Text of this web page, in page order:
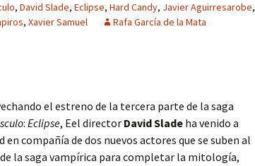
, David Slade, Eclipse, Hard Candy, Javier Aguirresarobe,
, Xavier Samuel Rafa García de la Mata
el estreno de la tercera parte de la saga
: Eclipse, Eel director David Slade ha venido a
en compañía de dos nuevos actores que se suben al
la saga vampírica para completar la mitología,